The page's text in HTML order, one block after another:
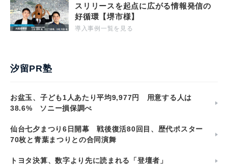
スリリースを起点に広がる情報発信の
好循環【堺市様】
導入事例一覧を見る
汐留PR塾
お盆玉、子ども1人あたり平均9,977円 用意する人は
38.6% ソニー損保調べ
仙台七夕まつり6日開幕 戦後復活80回目、歴代ポスター
70枚と青葉まつりとの合同演舞
トヨタ決算、数字より先に読まれる「登壇者」